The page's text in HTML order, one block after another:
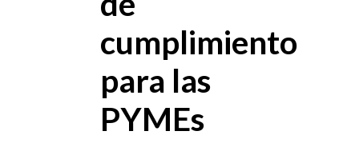
cumplimiento
para las
PYMEs